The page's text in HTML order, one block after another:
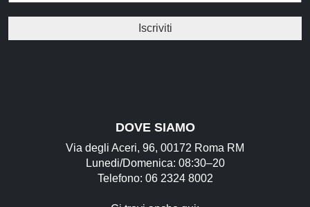
DOVE SIAMO
Via degli Aceri, 96, 00172 Roma RM
Lunedi/Domenica: 08:30–20
Telefono: 06 2324 8002